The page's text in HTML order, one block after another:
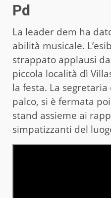
Pd
La leader dem ha
abilità musicale.
strappato applausi
piccola località dì
la festa. La segretaria
palco, si è fermata
stand assieme ai
simpatizzanti del